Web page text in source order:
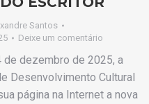
Santos
Deixe um comentário
de dezembro de 2025, a
Desenvolvimento Cultural
página na Internet a nova